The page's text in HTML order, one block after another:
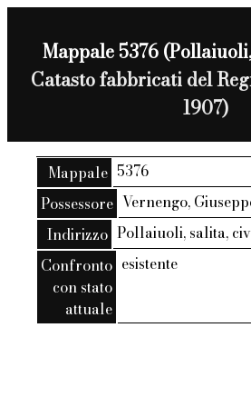
Mappale 5376
Catasto fabbricati del
1907)
Mappale 5376
Possessore Vernengo,
Indirizzo Pollaiuoli, salita,
Confronto
con stato
attuale
esistente